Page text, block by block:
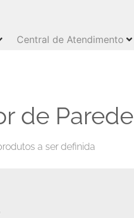
Central de Atendimento
de Parede
a ser definida